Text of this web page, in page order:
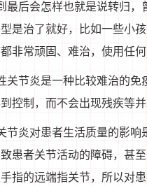
最后会怎样也就是说转归
是治了就好，比如一些小
非常顽固、难治，使用任何
关节炎是一种比较难治的
控制，而不会出现残疾等
节炎对患者生活质量的影
患者关节活动的障碍，甚
指的远端指关节，所以对